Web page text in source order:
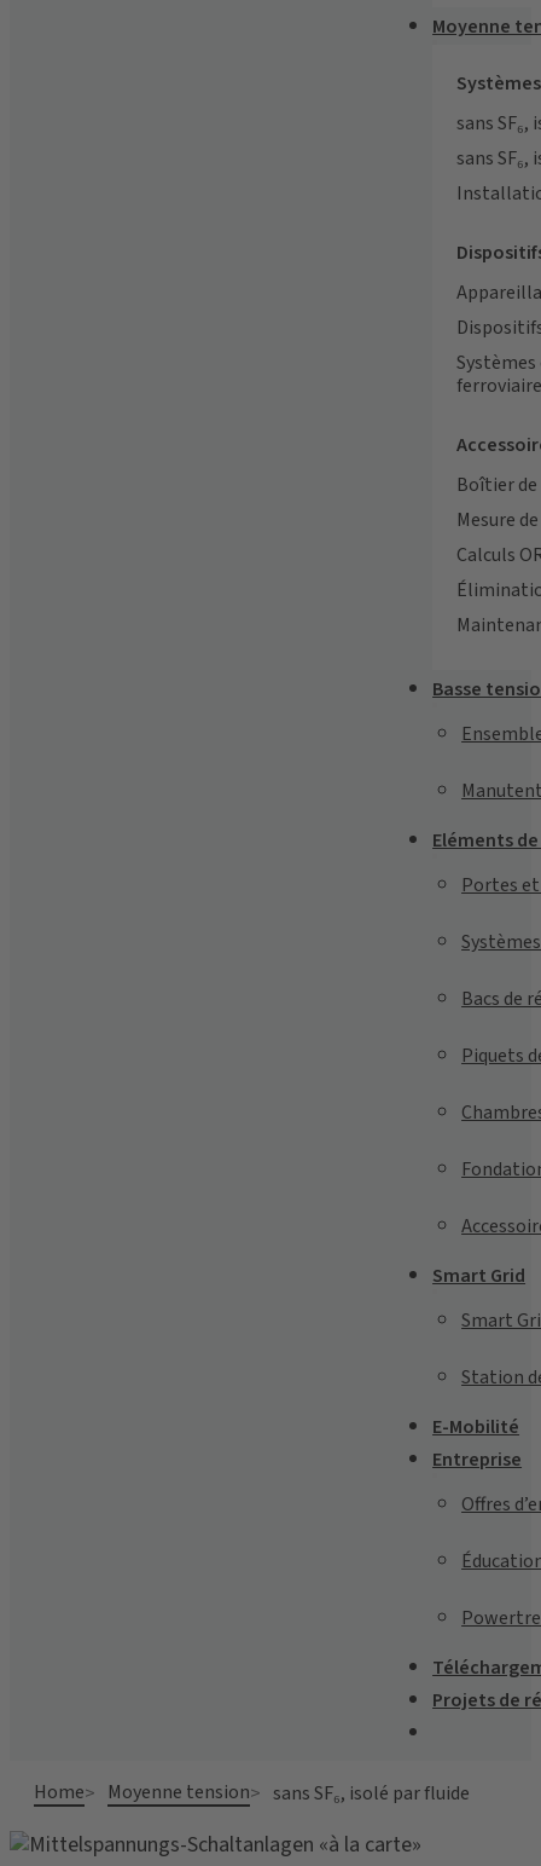
Moyenne
sans SF₆,
sans
Boîtier
Mesure
Calculs
Basse
Eléments
Portes
Bacs de
Piquets
Smart Grid
Smart
Station
E-Mobilité
Entreprise
Offres
Projets de
Home Moyenne tension sans SF₆, isolé par fluide